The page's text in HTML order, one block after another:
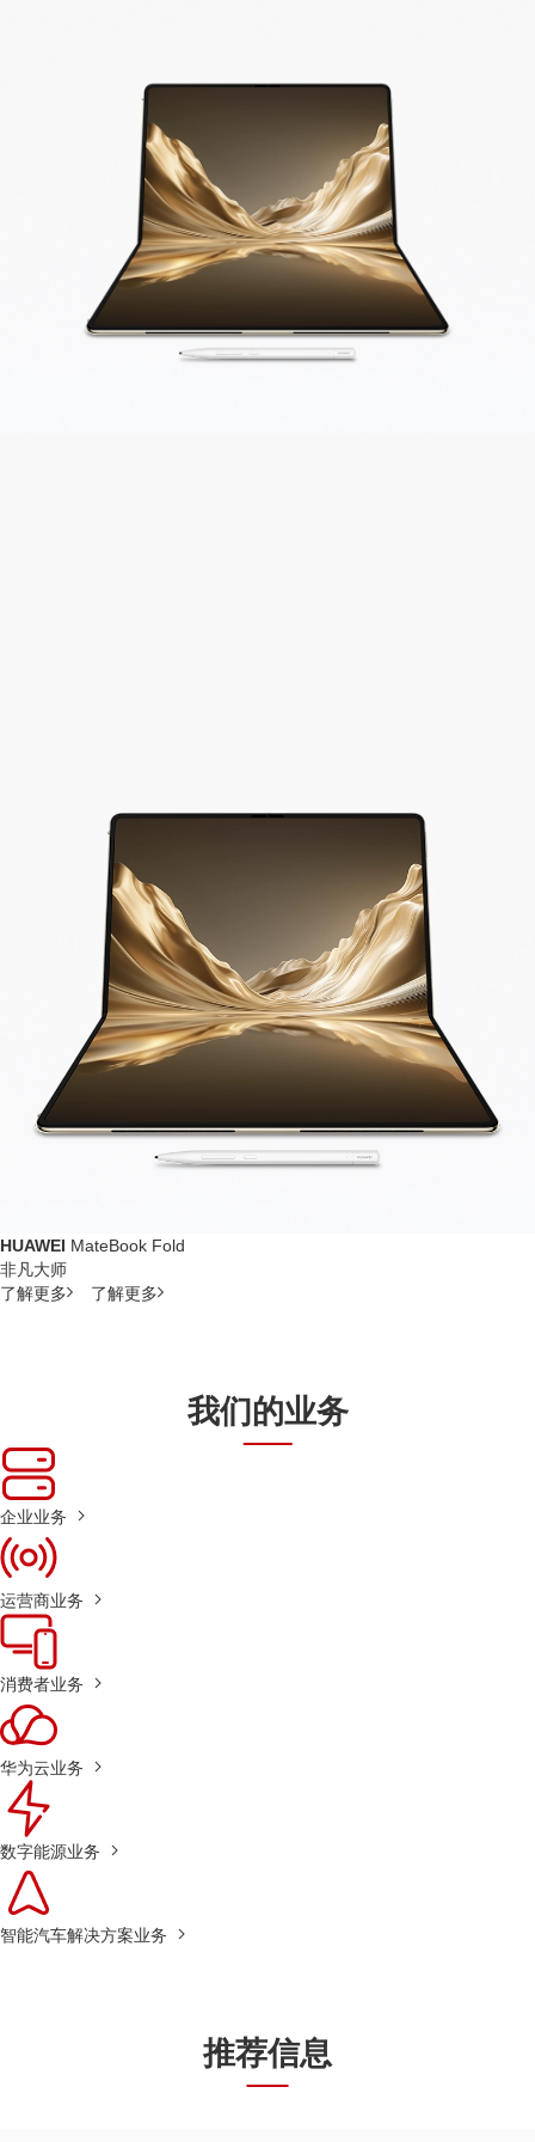
HUAWEI MateBook Fold
非凡大师
了解更多
了解更多
我们的业务
企业业务
运营商业务
消费者业务
华为云业务
数字能源业务
智能汽车解决方案业务
推荐信息